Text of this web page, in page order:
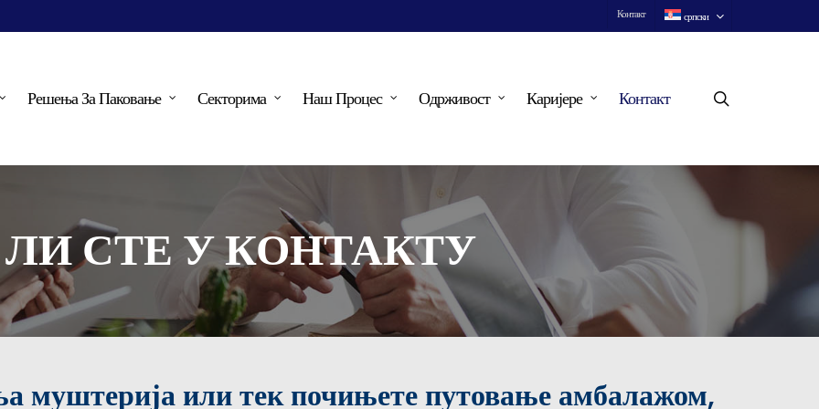
Контакт српски
Решења За Паковање Секторима Наш Процес Одрживост Каријере Контакт
СТЕ У КОНТАКТУ
муштерија или тек почињете путовање амбалажом,